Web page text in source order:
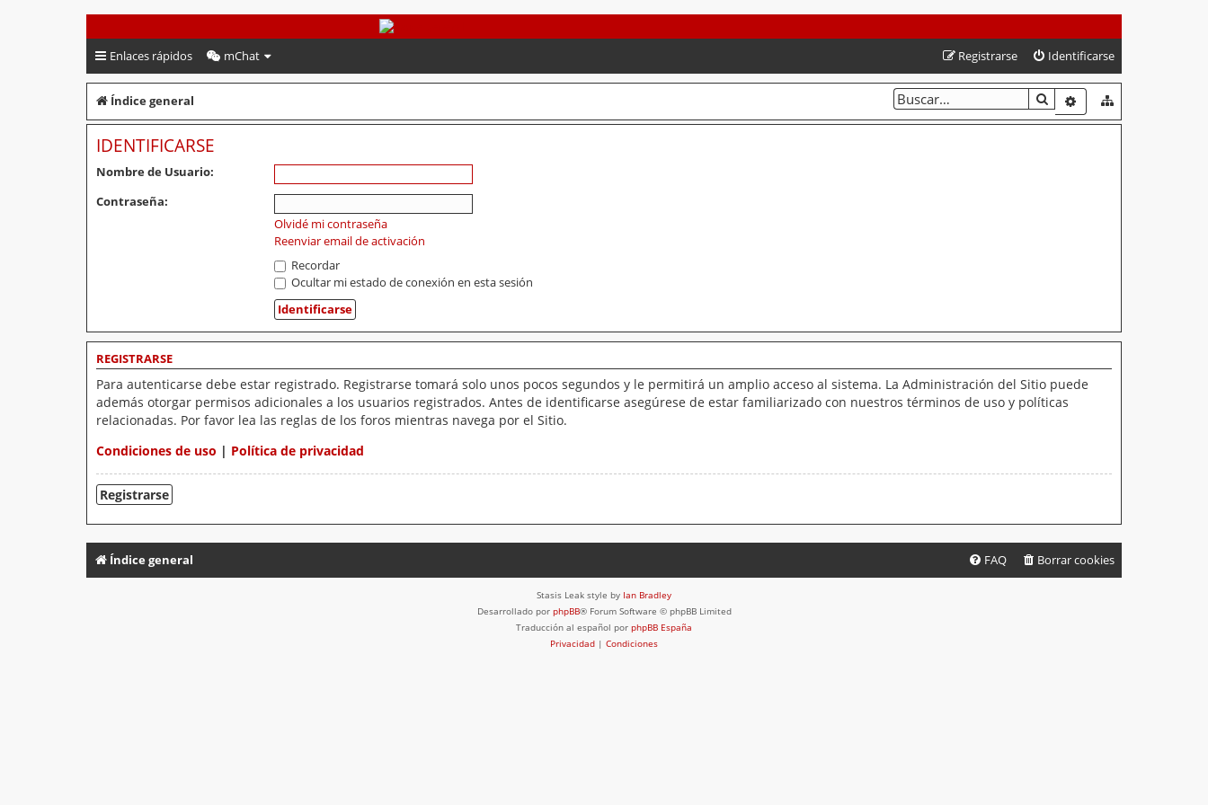
PeruVoley.com
Enlaces rápidos mChat Identificarse
Registrarse
Índice general BUSCARBÚSQUEDA
IDENTIFICARSE
Nombre de Usuario:
Contraseña:
Olvidé mi contraseña
Reenviar email de activación
Recordar
Ocultar mi estado de conexión en esta sesión
REGISTRARSE
Para autenticarse debe estar registrado. Registrarse tomará solo unos pocos segundos y le permitirá un amplio acceso al sistema. La Administración del Sitio puede
además otorgar permisos adicionales a los usuarios registrados. Antes de identificarse asegúrese de estar familiarizado con nuestros términos de uso y políticas
relacionadas. Por favor lea las reglas de los foros mientras navega por el Sitio.
Condiciones de uso | Política de privacidad
Registrarse
Índice general Borrar cookies
FAQ
Stasis Leak style by Ian Bradley
Desarrollado por phpBB® Forum Software © phpBB Limited
Traducción al español por phpBB España
Privacidad | Condiciones